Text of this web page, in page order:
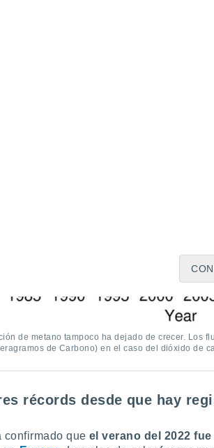
de metano tampoco ha dejado de crecer. Los
de Carbono) en el caso del dióxido de
récords desde que hay
confirmado que el verano del 2022